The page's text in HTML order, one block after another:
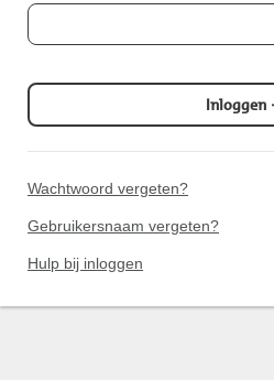
Inloggen
Wachtwoord vergeten?
Gebruikersnaam vergeten?
Hulp bij inloggen